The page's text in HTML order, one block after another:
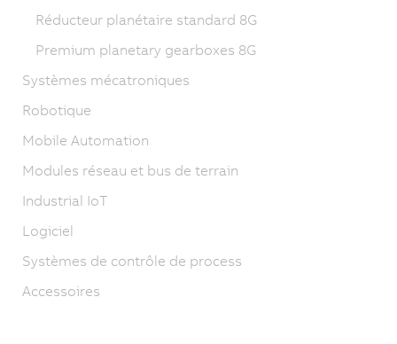
Réducteur planétaire standard 8G
Premium planetary gearboxes 8G
Systèmes mécatroniques
Robotique
Mobile Automation
Modules réseau et bus de terrain
Industrial IoT
Logiciel
Systèmes de contrôle de process
Accessoires